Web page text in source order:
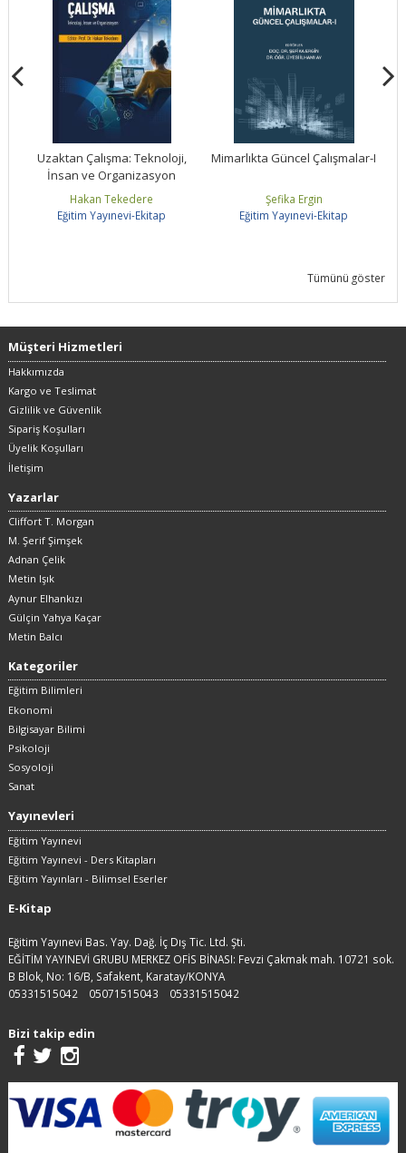
Uzaktan Çalışma: Teknoloji,
İnsan ve Organizasyon
Hakan Tekedere
Eğitim Yayınevi-Ekitap
Mimarlıkta Güncel Çalışmalar-I
Şefika Ergin
Eğitim Yayınevi-Ekitap
Tümünü göster
Müşteri Hizmetleri
Hakkımızda
Kargo ve Teslimat
Gizlilik ve Güvenlik
Sipariş Koşulları
Üyelik Koşulları
İletişim
Yazarlar
Cliffort T. Morgan
M. Şerif Şimşek
Adnan Çelik
Metin Işık
Aynur Elhankızı
Gülçin Yahya Kaçar
Metin Balcı
Kategoriler
Eğitim Bilimleri
Ekonomi
Bilgisayar Bilimi
Psikoloji
Sosyoloji
Sanat
Yayınevleri
Eğitim Yayınevi
Eğitim Yayınevi - Ders Kitapları
Eğitim Yayınları - Bilimsel Eserler
E-Kitap
Eğitim Yayınevi Bas. Yay. Dağ. İç Dış Tic. Ltd. Şti.
EĞİTİM YAYINEVİ GRUBU MERKEZ OFİS BİNASI: Fevzi Çakmak mah. 10721 sok.
B Blok, No: 16/B, Safakent, Karatay/KONYA
05331515042
05071515043 05331515042
Bizi takip edin